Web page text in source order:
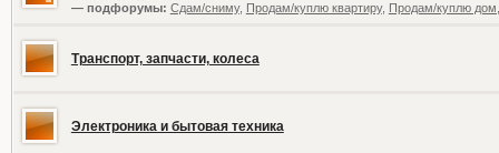
— подфорумы: Сдам/сниму, Продам/куплю квартиру, Продам/куплю
Транспорт, запчасти, колеса
Электроника и бытовая техника